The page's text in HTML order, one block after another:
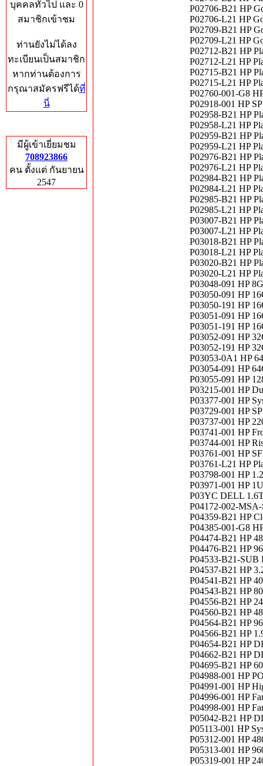
บุคคลทั่วไป และ 0
สมาชิกเข้าชม
ท่านยังไม่ได้ลง
ทะเบียนเป็นสมาชิก
หากท่านต้องการ
กรุณาสมัครฟรีได้ที่
นี่
มีผู้เข้าเยี่ยมชม
708923866
คน ตั้งแต่ กันยายน
2547
P02706-B21 HP
P02706-L21 HP
P02709-B21 HP
P02709-L21 HP
P02712-B21 HP
P02712-L21 HP
P02715-B21 HP
P02715-L21 HP
P02760-001-G8
P02918-001 HP
P02958-B21 HP
P02958-L21 HP
P02959-B21 HP
P02959-L21 HP
P02976-B21 HP
P02976-L21 HP
P02984-B21 HP
P02984-L21 HP
P02985-B21 HP
P02985-L21 HP
P03007-B21 HP
P03007-L21 HP
P03018-B21 HP
P03018-L21 HP
P03020-B21 HP
P03020-L21 HP
P03048-091 HP
P03050-091 HP
P03050-191 HP
P03051-091 HP
P03051-191 HP
P03052-091 HP
P03052-191 HP
P03053-0A1 HP
P03054-091 HP
P03055-091 HP
P03215-001 HP
P03377-001 HP
P03729-001 HP
P03737-001 HP
P03741-001 HP
P03744-001 HP
P03761-001 HP
P03761-L21 HP
P03798-001 HP
P03971-001 HP
P03YC DELL
P04172-002-
P04359-B21 HP
P04385-001-G8
P04474-B21 HP
P04476-B21 HP
P04533-B21-SUB
P04537-B21 HP
P04541-B21 HP
P04543-B21 HP
P04556-B21 HP
P04560-B21 HP
P04564-B21 HP
P04566-B21 HP
P04654-B21 HP
P04662-B21 HP
P04695-B21 HP
P04988-001 HP
P04991-001 HP
P04996-001 HP
P04998-001 HP
P05042-B21 HP
P05113-001 HP
P05312-001 HP
P05313-001 HP
P05319-001 HP